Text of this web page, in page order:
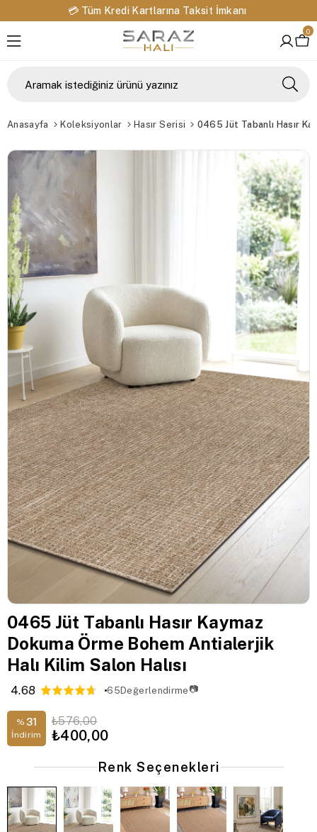
🔁 14 Gün İçinde Değişim ve İade İmkanı
0
Anasayfa Koleksiyonlar Hasır Serisi
0465 Jüt Tabanlı Hasır Kaymaz
Dokuma Örme Bohem Antialerjik
Halı Kilim Salon Halısı
4.68 65Değerlendirme 📷
% 31
İndirim
₺576,00
₺400,00
Renk Seçenekleri